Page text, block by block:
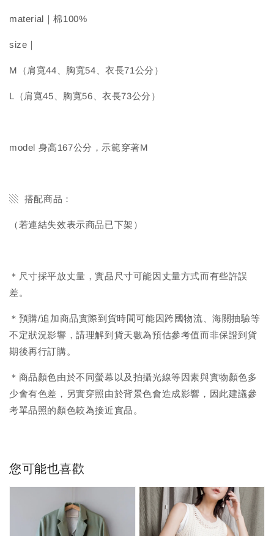
material｜棉100%
size｜
M（肩寬44、胸寬54、衣長71公分）
L（肩寬45、胸寬56、衣長73公分）
model 身高167公分，示範穿著M
▧ 搭配商品：
（若連結失效表示商品已下架）
＊尺寸採平放丈量，實品尺寸可能因丈量方式而有些許誤
差。
＊預購/追加商品實際到貨時間可能因跨國物流、海關抽驗等
不定狀況影響，請理解到貨天數為預估參考值而非保證到貨
期後再行訂購。
＊商品顏色由於不同螢幕以及拍攝光線等因素與實物顏色多
少會有色差，另實穿照由於背景色會造成影響，因此建議參
考單品照的顏色較為接近實品。
您可能也喜歡